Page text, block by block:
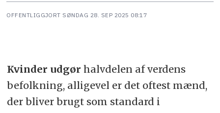
OFFENTLIGGJORT SØNDAG 28. SEP 2025 08:17
Kvinder udgør halvdelen af verdens
befolkning, alligevel er det oftest mænd,
der bliver brugt som standard i